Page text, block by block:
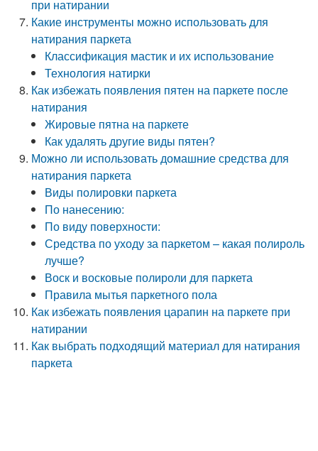
при натирании
Какие инструменты можно использовать для
натирания паркета
Классификация мастик и их использование
Технология натирки
Как избежать появления пятен на паркете после
натирания
Жировые пятна на паркете
Как удалять другие виды пятен?
Можно ли использовать домашние средства для
натирания паркета
Виды полировки паркета
По нанесению:
По виду поверхности:
Средства по уходу за паркетом – какая полироль
лучше?
Воск и восковые полироли для паркета
Правила мытья паркетного пола
Как избежать появления царапин на паркете при
натирании
Как выбрать подходящий материал для натирания
паркета